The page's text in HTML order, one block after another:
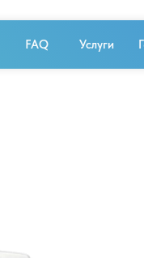
Услуги
FAQ